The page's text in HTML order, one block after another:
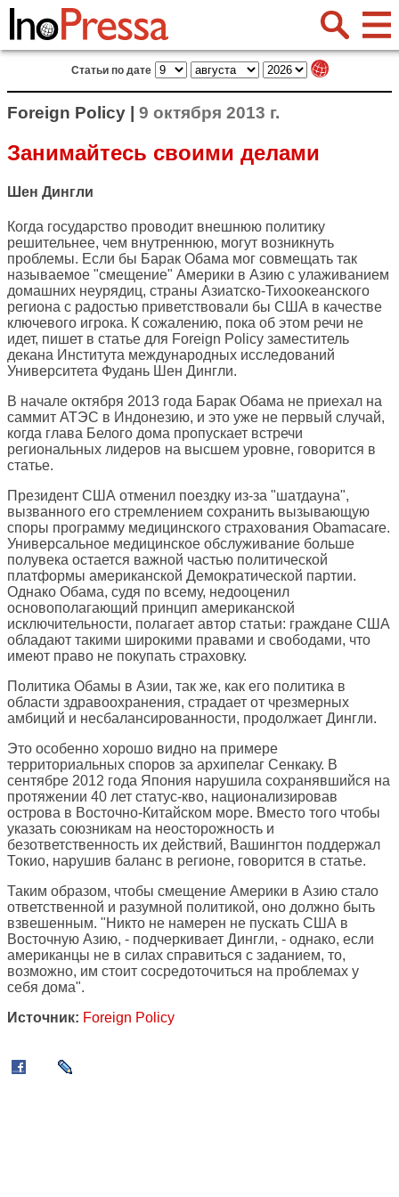
Статьи по дате
Foreign Policy | 9 октября 2013 г.
Занимайтесь своими делами
Шен Дингли
Когда государство проводит внешнюю политику
решительнее, чем внутреннюю, могут возникнуть
проблемы. Если бы Барак Обама мог совмещать так
называемое "смещение" Америки в Азию с улаживанием
домашних неурядиц, страны Азиатско-Тихоокеанского
региона с радостью приветствовали бы США в качестве
ключевого игрока. К сожалению, пока об этом речи не
идет, пишет в статье для Foreign Policy заместитель
декана Института международных исследований
Университета Фудань Шен Дингли.
В начале октября 2013 года Барак Обама не приехал на
саммит АТЭС в Индонезию, и это уже не первый случай,
когда глава Белого дома пропускает встречи
региональных лидеров на высшем уровне, говорится в
статье.
Президент США отменил поездку из-за "шатдауна",
вызванного его стремлением сохранить вызывающую
споры программу медицинского страхования Obamacare.
Универсальное медицинское обслуживание больше
полувека остается важной частью политической
платформы американской Демократической партии.
Однако Обама, судя по всему, недооценил
основополагающий принцип американской
исключительности, полагает автор статьи: граждане США
обладают такими широкими правами и свободами, что
имеют право не покупать страховку.
Политика Обамы в Азии, так же, как его политика в
области здравоохранения, страдает от чрезмерных
амбиций и несбалансированности, продолжает Дингли.
Это особенно хорошо видно на примере
территориальных споров за архипелаг Сенкаку. В
сентябре 2012 года Япония нарушила сохранявшийся на
протяжении 40 лет статус-кво, национализировав
острова в Восточно-Китайском море. Вместо того чтобы
указать союзникам на неосторожность и
безответственность их действий, Вашингтон поддержал
Токио, нарушив баланс в регионе, говорится в статье.
Таким образом, чтобы смещение Америки в Азию стало
ответственной и разумной политикой, оно должно быть
взвешенным. "Никто не намерен не пускать США в
Восточную Азию, - подчеркивает Дингли, - однако, если
американцы не в силах справиться с заданием, то,
возможно, им стоит сосредоточиться на проблемах у
себя дома".
Источник: Foreign Policy